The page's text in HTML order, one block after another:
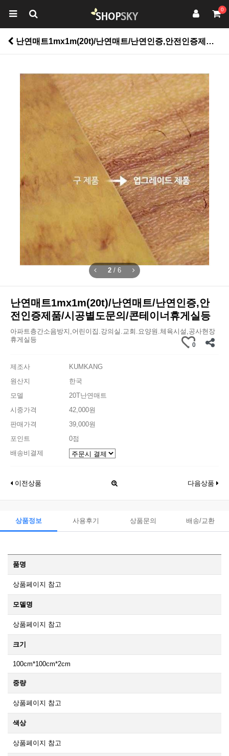
0
난연매트1mx1m(20t)/난연매트/난연인증,안전인증제품/시공별도문의/콘테이너휴게실등 > 유아동/바닥재
2 / 6
난연매트1mx1m(20t)/난연매트/난연인증,안
전인증제품/시공별도문의/콘테이너휴게실등
아파트층간소음방지,어린이집.강의실.교회.요양원.체육시설,공사현장
휴게실등
0
제조사
KUMKANG
원산지
한국
모델
20T난연매트
시중가격
42,000원
판매가격
39,000원
포인트
0점
배송비결제
이전상품 다음상품
상품정보 사용후기 상품문의 배송/교환
품명
상품페이지 참고
모델명
상품페이지 참고
크기
100cm*100cm*2cm
중량
상품페이지 참고
색상
상품페이지 참고